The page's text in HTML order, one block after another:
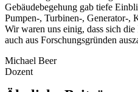
Gebäudebegehung gab tiefe
Pumpen-, Turbinen-, Generator-,
Wir waren uns einig, dass sich
auch aus Forschungsgründen
Michael Beer
Dozent